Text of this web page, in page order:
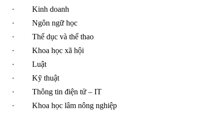
·
Kinh doanh
·
Ngôn ngữ học
·
Thể dục và thể thao
·
Khoa học xã hội
·
Luật
·
Kỹ thuật
·
Thông tin điện tử – IT
·
Khoa học lâm nông nghiệp